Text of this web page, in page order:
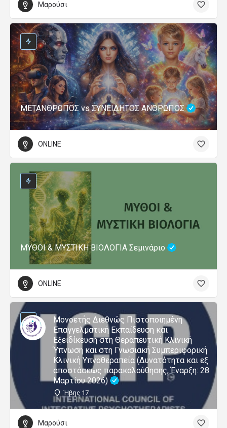
Μαρούσι
ΜΕΤΑΝΘΡΩΠΟΣ vs ΣΥΝΕΙΔΗΤΟΣ ΑΝΘΡΩΠΟΣ
ONLINE
ΜΥΘΟΙ & ΜΥΣΤΙΚΗ ΒΙΟΛΟΓΙΑ Σεμινάριο
ONLINE
Μονοετής Διεθνώς Πιστοποιημένη
Επαγγελματική Εκπαίδευση και
Εξειδίκευση στη Θεραπευτική Κλινική
Ύπνωση και στη Γνωσιακή Συμπεριφορική
Κλινική Υπνοθεραπεία (Δυνατότητα και εξ
αποστάσεως παρακολούθησης, Έναρξη: 28
Μαρτίου 2026)
Ήβης 17
Μαρούσι